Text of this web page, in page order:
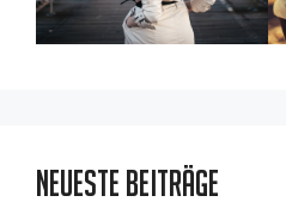
Neueste Beiträge